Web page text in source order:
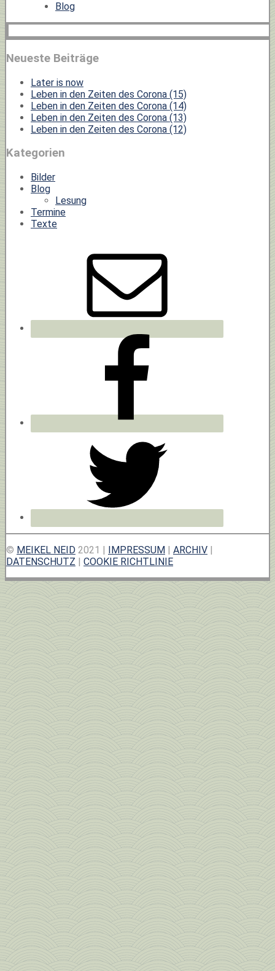
Blog
Neueste Beiträge
Later is now
Leben in den Zeiten des Corona (15)
Leben in den Zeiten des Corona (14)
Leben in den Zeiten des Corona (13)
Leben in den Zeiten des Corona (12)
Kategorien
Bilder
Blog
Lesung
Termine
Texte
© MEIKEL NEID 2021 | IMPRESSUM | ARCHIV |
DATENSCHUTZ | COOKIE RICHTLINIE